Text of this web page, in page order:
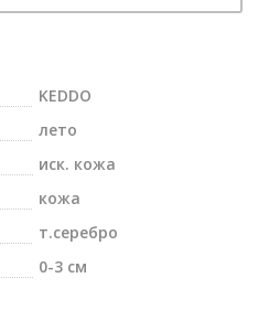
KEDDO
лето
иск. кожа
кожа
т.серебро
0-3 см